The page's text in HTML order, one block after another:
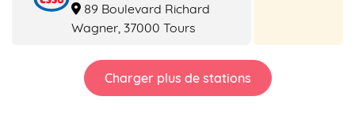
89 Boulevard Richard
Wagner, 37000 Tours
Charger plus de stations